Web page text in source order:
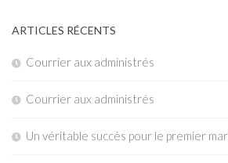
ARTICLES RÉCENTS
Courrier aux administrés
Courrier aux administrés
Un véritable succès pour le premier